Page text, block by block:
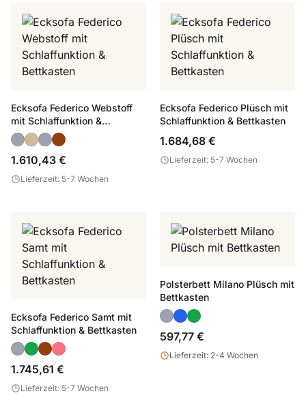
Ecksofa Federico Webstoff
mit Schlaffunktion &
Bettkasten
1.610,43 €
Lieferzeit: 5-7 Wochen
Ecksofa Federico Plüsch mit
Schlaffunktion & Bettkasten
1.684,68 €
Lieferzeit: 5-7 Wochen
Ecksofa Federico Samt mit
Schlaffunktion & Bettkasten
1.745,61 €
Lieferzeit: 5-7 Wochen
Polsterbett Milano Plüsch mit
Bettkasten
597,77 €
Lieferzeit: 2-4 Wochen